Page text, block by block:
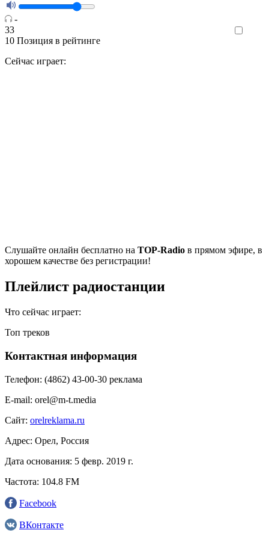
-
33
10 Позиция в рейтинге
Сейчас играет:
Cлушайте онлайн бесплатно на TOP-Radio в прямом эфире, в
хорошем качестве без регистрации!
Плейлист радиостанции
Что сейчас играет:
Топ треков
Контактная информация
Телефон: (4862) 43-00-30 реклама
E-mail: orel@m-t.media
Сайт: orelreklama.ru
Адрес: Орел, Россия
Дата основания: 5 февр. 2019 г.
Частота: 104.8 FM
Facebook
ВКонтакте